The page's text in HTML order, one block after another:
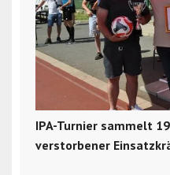
IPA-Turnier sammelt
verstorbener